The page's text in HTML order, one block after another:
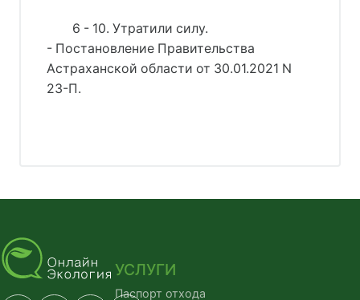
6 - 10. Утратили силу.
- Постановление Правительства
Астраханской области от 30.01.2021 N
23-П.
УСЛУГИ
Паспорт отхода